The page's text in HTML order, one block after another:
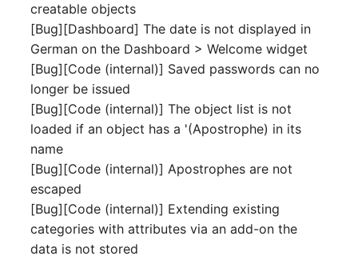
DHCP
Dienste
Drucker
FC-Port
Leitungsnetz
Lizenzen
Mobiltelefon
Monitor
Netzbereich
creatable objects
[Bug][Dashboard] The date is not displayed in
German on the Dashboard > Welcome widget
[Bug][Code (internal)] Saved passwords can no
longer be issued
[Bug][Code (internal)] The object list is not
loaded if an object has a '(Apostrophe) in its
name
[Bug][Code (internal)] Apostrophes are not
escaped
[Bug][Code (internal)] Extending existing
categories with attributes via an add-on the
data is not stored